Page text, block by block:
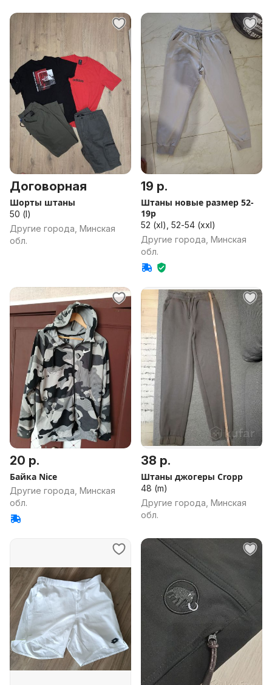
Договорная
Шорты штаны
50 (l)
Другие города, Минская
обл.
19 р.
Штаны новые размер 52-
19р
52 (xl), 52-54 (xxl)
Другие города, Минская
обл.
20 р.
Байка Nice
Другие города, Минская
обл.
38 р.
Штаны джогеры Cropp
48 (m)
Другие города, Минская
обл.